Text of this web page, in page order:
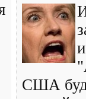
США